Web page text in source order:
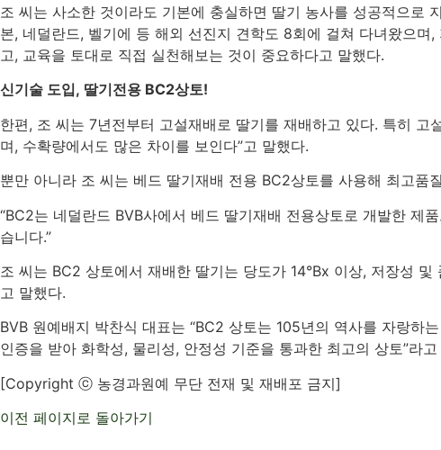
조 씨는 사소한 것이라도 기본에 충실하면 딸기 농사를 성공적으로
본, 네덜란드, 벨기에 등 해외 선진지 견학도 8회에 걸쳐 다녀왔으며,
고, 교육을 토대로 직접 실천해보는 것이 중요하다고 말했다.
신기술 도입, 딸기전용 BC2상토!
한편, 조 씨는 7년전부터 고설재배로 딸기를 재배하고 있다. 특히 고
며, 수확량에서도 많은 차이를 보인다”고 말했다.
뿐만 아니라 조 씨는 베드 딸기재배 전용 BC2상토를 사용해 최고품
“BC2는 네덜란드 BVB사에서 베드 딸기재배 전용상토로 개발한 제
습니다.”
조 씨는 BC2 상토에서 재배한 딸기는 당도가 14°Bx 이상, 저장성 및
고 말했다.
BVB 원예배지 박찬식 대표는 “BC2 상토는 105년의 역사를 자랑하
인증을 받아 화학성, 물리성, 안정성 기준을 통과한 최고의 상토”라
[Copyright ⓒ 농경과원예 무단 전재 및 재배포 금지]
이전 페이지로 돌아가기